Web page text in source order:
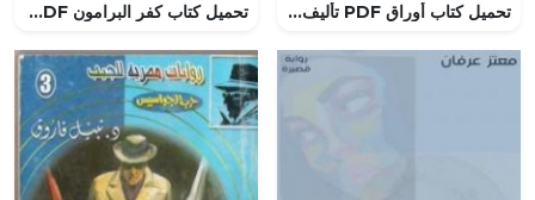
تحميل كتاب أوراق PDF تأليف عبد الله العروي مجانا [كامل] تحميل كتاب كفر البرامون PDF تأليف سعيد دويك مجانا [كامل]